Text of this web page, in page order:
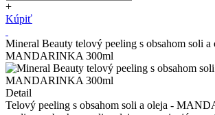
+
Kúpiť
Mineral Beauty telový peeling s obsahom soli a
MANDARINKA 300ml
Detail
Telový peeling s obsahom soli a oleja -